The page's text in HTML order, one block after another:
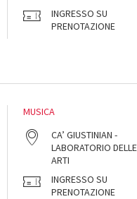
INGRESSO SU
PRENOTAZIONE
MUSICA
CA’ GIUSTINIAN -
LABORATORIO DELLE
ARTI
INGRESSO SU
PRENOTAZIONE